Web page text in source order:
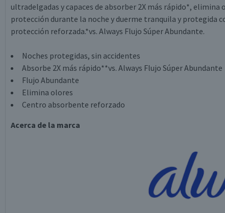
ultradelgadas y capaces de absorber 2X más rápido*,
protección durante la noche y duerme tranquila y protegida
protección reforzada.*vs. Always Flujo Súper Abundante.
Noches protegidas, sin accidentes
Absorbe 2X más rápido**vs. Always Flujo Súper Abundante
Flujo Abundante
Elimina olores
Centro absorbente reforzado
Acerca de la marca